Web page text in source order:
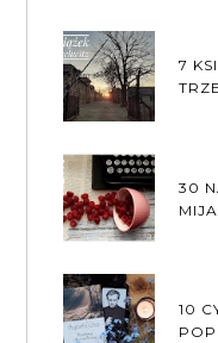
7
30
10